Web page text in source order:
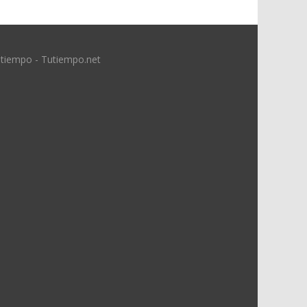
tiempo - Tutiempo.net